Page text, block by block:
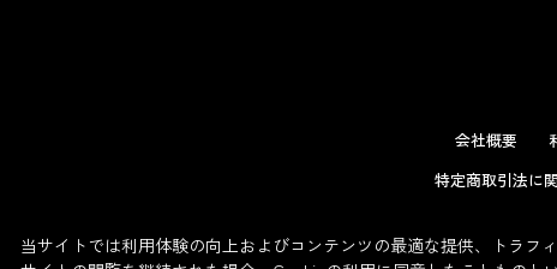
会社概要
特定商取引法に
当サイトでは利用体験の向上およびコンテンツの最適な提供、トラフ